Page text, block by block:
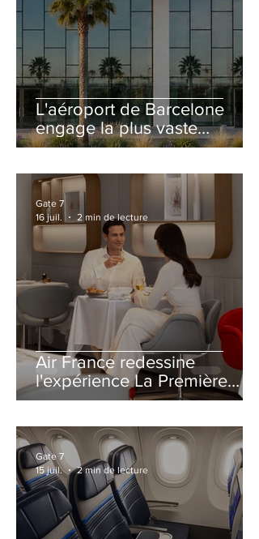
L'aéroport de Barcelone
engage la plus vaste
rénovation de son Terminal
Air France redessine
l'expérience La Première
avec un salon entièrement
Gate 7
16 juil.
2 min de lecture
Gate 7
15 juil.
2 min de lecture